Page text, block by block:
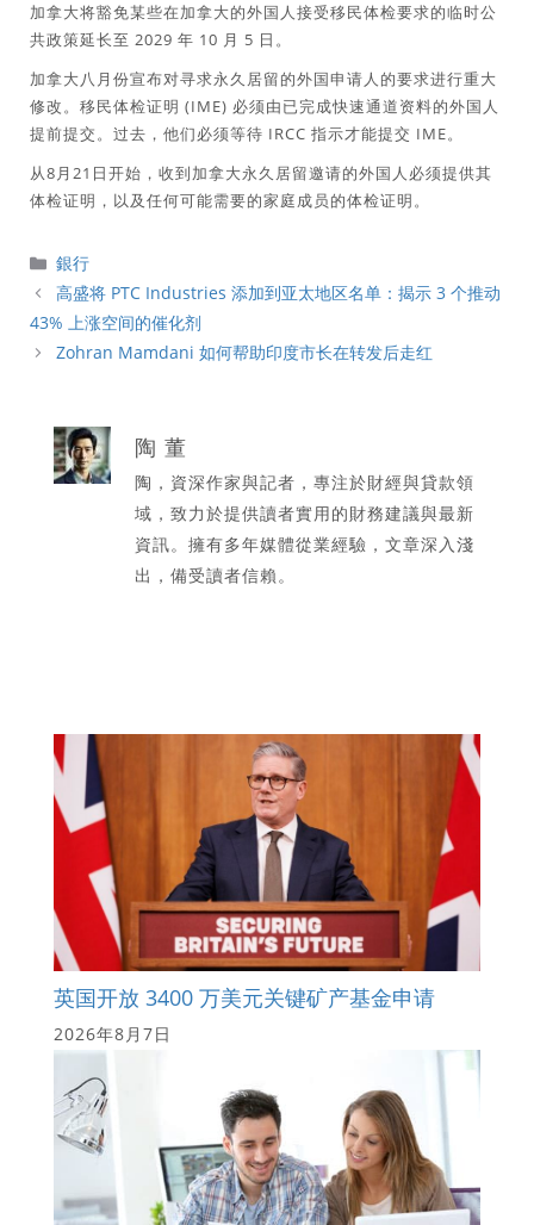
加拿大将豁免某些在加拿大的外国人接受移民体检要求的临时公
共政策延长至 2029 年 10 月 5 日。
加拿大八月份宣布对寻求永久居留的外国申请人的要求进行重大
修改。移民体检证明 (IME) 必须由已完成快速通道资料的外国人
提前提交。过去，他们必须等待 IRCC 指示才能提交 IME。
从8月21日开始，收到加拿大永久居留邀请的外国人必须提供其
体检证明，以及任何可能需要的家庭成员的体检证明。
分
類
銀行
高盛将 PTC Industries 添加到亚太地区名单：揭示 3 个推动
43% 上涨空间的催化剂
Zohran Mamdani 如何帮助印度市长在转发后走红
陶 董
陶，資深作家與記者，專注於財經與貸款領
域，致力於提供讀者實用的財務建議與最新
資訊。擁有多年媒體從業經驗，文章深入淺
出，備受讀者信賴。
英国开放 3400 万美元关键矿产基金申请
2026年8月7日